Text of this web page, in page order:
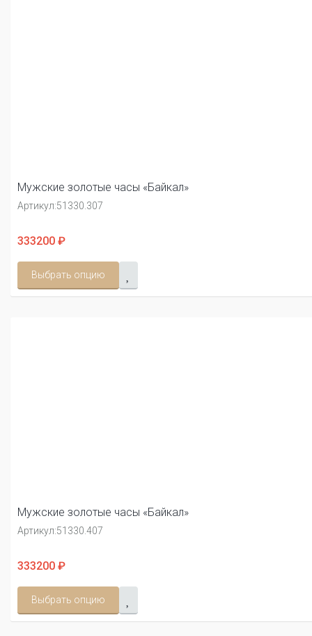
Мужские золотые часы «Байкал»
Артикул:51330.307
333200 ₽
Выбрать опцию
Мужские золотые часы «Байкал»
Артикул:51330.407
333200 ₽
Выбрать опцию